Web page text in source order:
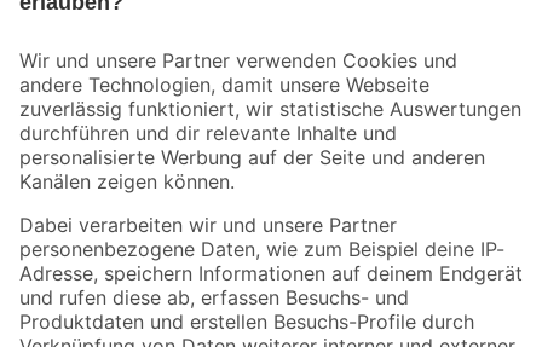
Der toom Newsletter: Keine Angebote und Aktionen mehr verpassen!
Zur Newsletter Anmeldung
Folge uns
Zahlungsarten Versandarten